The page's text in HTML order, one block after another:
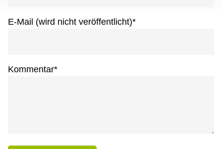
E-Mail (wird nicht veröffentlicht)*
Kommentar*